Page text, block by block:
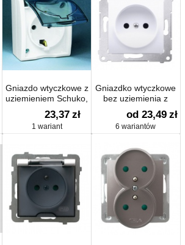
Gniazdo wtyczkowe z
uziemieniem Schuko,
klapka dymna
23,37 zł
1 wariant
Gniazdko wtyczkowe
bez uziemienia z
przesłonami (moduł)
16 A
od 23,49 zł
6 wariantów